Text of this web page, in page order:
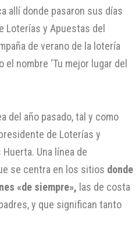
allí donde pasaron sus días
Loterías y Apuestas del
de verano de la lotería
nombre ‘Tu mejor lugar del
del año pasado, tal y como
de Loterías y
Una línea de
se centra en los sitios donde
«de siempre», las de costa
y que significan tanto